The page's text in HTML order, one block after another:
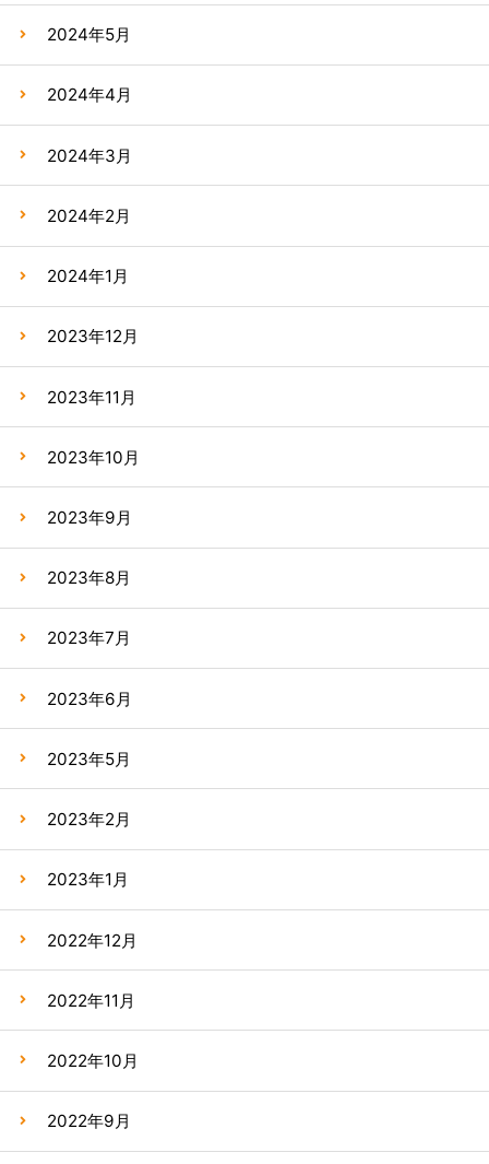
2024年5月
2024年4月
2024年3月
2024年2月
2024年1月
2023年12月
2023年11月
2023年10月
2023年9月
2023年8月
2023年7月
2023年6月
2023年5月
2023年2月
2023年1月
2022年12月
2022年11月
2022年10月
2022年9月